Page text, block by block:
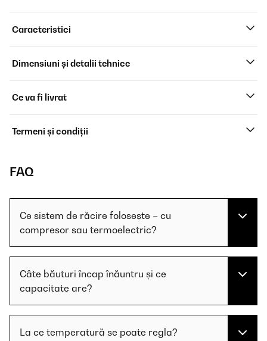
Caracteristici
Dimensiuni și detalii tehnice
Ce va fi livrat
Termeni și condiții
FAQ
Ce sistem de răcire folosește – cu
compresor sau termoelectric?
Câte băuturi încap înăuntru și ce
capacitate are?
La ce temperatură se poate regla?